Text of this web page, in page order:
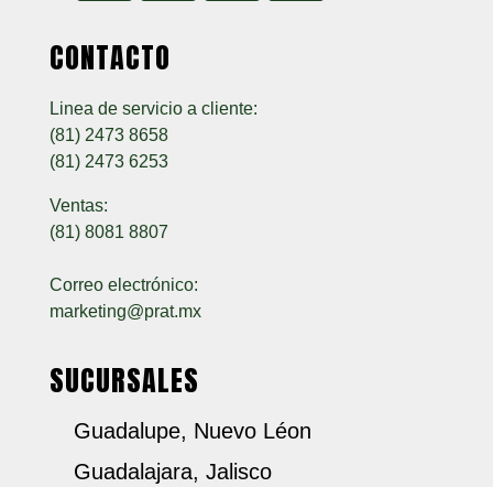
CONTACTO
Linea de servicio a cliente:
(81) 2473 8658
(81) 2473 6253
Ventas:
(81) 8081 8807
Correo electrónico:
marketing@prat.mx
SUCURSALES
Guadalupe, Nuevo Léon
Guadalajara, Jalisco